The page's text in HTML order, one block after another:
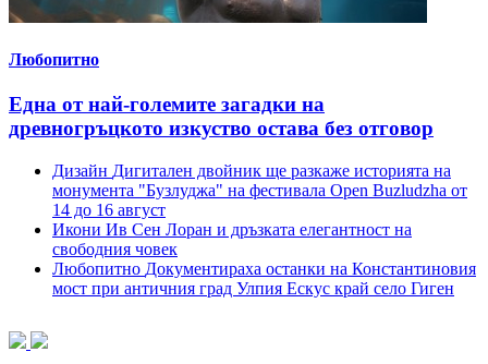
Любопитно
Една от най-големите загадки на
древногръцкото изкуство остава без отговор
Дизайн Дигитален двойник ще разкаже историята на
монумента "Бузлуджа" на фестивала Open Buzludzha от
14 до 16 август
Икони Ив Сен Лоран и дръзката елегантност на
свободния човек
Любопитно Документираха останки на Константиновия
мост при античния град Улпия Ескус край село Гиген